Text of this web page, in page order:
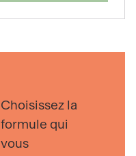
Choisissez la
formule qui
vous